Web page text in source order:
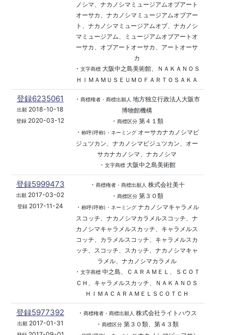
ノシマ、ナカノシマミュージアムオブアート
オーサカ、ナカノシマミュージアムオブアー
ト、ナカノシマミュージアムオブ、ナカノシ
マミュージアム、ミュージアムオブアートオ
ーサカ、オブアートオーサカ、アートオーサ
カ
・ 文字商標大阪中之島美術館、ＮＡＫＡＮＯＳ
ＨＩＭＡＭＵＳＥＵＭＯＦＡＲＴＯＳＡＫＡ
登録6235061
出願 2018-10-18
登録 2020-03-12
・ 商標権者・商標出願人 地方独立行政法人大阪市
博物館機構
・ 商標区分第４１類
・ 称呼(呼称)・ネーミングオーサカナカノシマビ
ジュツカン、ナカノシマビジュツカン、オー
サカナカノシマ、ナカノシマ
・ 文字商標大阪中之島美術館
登録5999473
出願 2017-03-02
登録 2017-11-24
・ 商標権者・商標出願人 株式会社美十
・ 商標区分第３０類
・ 称呼(呼称)・ネーミングナカノシマキャラメル
スコッチ、ナカノシマカラメルスコッチ、ナ
カノシマキャラメルスカッチ、キャラメルス
コッチ、カラメルスコッチ、キャラメルスカ
ッチ、スコッチ、スカッチ、ナカノシマキャ
ラメル、ナカノシマカラメル
・ 文字商標中之島、ＣＡＲＡＭＥＬ、ＳＣＯＴ
ＣＨ、キャラメルスカッチ、ＮＡＫＡＮＯＳ
ＨＩＭＡＣＡＲＡＭＥＬＳＣＯＴＣＨ
登録5977392
出願2017-01-31
・ 商標権者・商標出願人 株式会社ライトハウス
・ 商標区分第３０類、第４３類